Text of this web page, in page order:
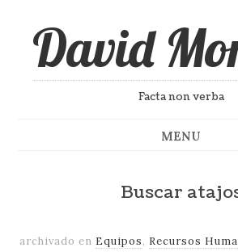
David
Facta non verba
MENU
Buscar
archivado en Equipos, Recursos